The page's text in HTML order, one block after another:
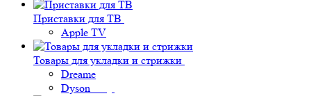
Приставки для ТВ
Apple TV
Товары для укладки и стрижки
Dreame
Dyson